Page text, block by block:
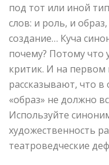
под тот или иной
слов: и роль, и
создание… Куча
почему? Потому что
критик. И на первом
рассказывают, что
«образ» не должно
Используйте
художественность
театроведческие